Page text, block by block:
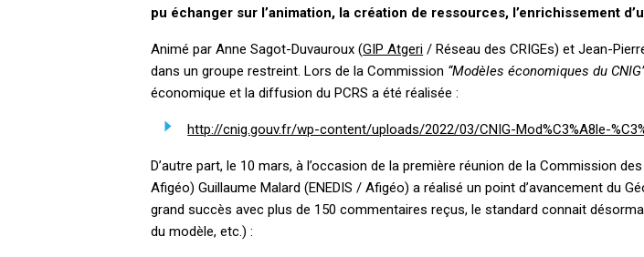
pu échanger sur l’animation, la création de ressources, l’enrichissement
Animé par Anne Sagot-Duvauroux (GIP Atgeri / Réseau des CRIGEs) et Jean-
dans un groupe restreint. Lors de la Commission “Modèles économiques du
économique et la diffusion du PCRS a été réalisée :
http://cnig.gouv.fr/wp-content/uploads/2022/03/CNIG-Mod%C3%A8le-
D’autre part, le 10 mars, à l’occasion de la première réunion de la Commission
Afigéo) Guillaume Malard (ENEDIS / Afigéo) a réalisé un point d’avancement du
grand succès avec plus de 150 commentaires reçus, le standard connait
du modèle, etc.) :